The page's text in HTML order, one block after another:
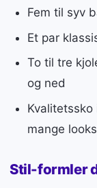
Fem til syv
Et par
To til tre
og ned
mange looks
Stil-formler